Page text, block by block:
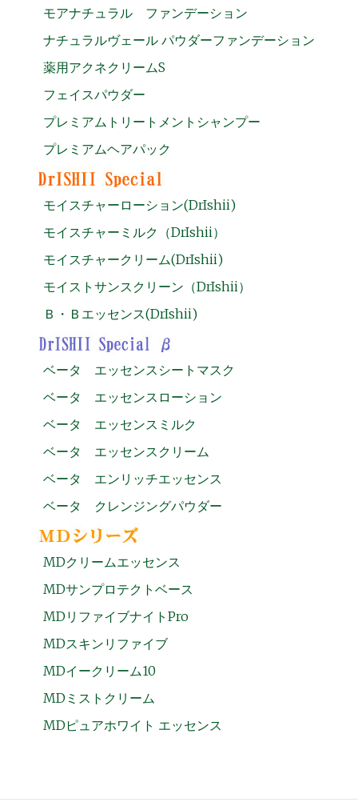
モアナチュラル ファンデーション
ナチュラルヴェール パウダーファンデーション
薬用アクネクリームS
フェイスパウダー
プレミアムトリートメントシャンプー
プレミアムヘアパック
モイスチャーローション(DrIshii)
モイスチャーミルク（DrIshii）
モイスチャークリーム(DrIshii)
モイストサンスクリーン（DrIshii）
Ｂ・Ｂエッセンス(DrIshii)
ベータ エッセンスシートマスク
ベータ エッセンスローション
ベータ エッセンスミルク
ベータ エッセンスクリーム
ベータ エンリッチエッセンス
ベータ クレンジングパウダー
MDクリームエッセンス
MDサンプロテクトベース
MDリファイブナイトPro
MDスキンリファイブ
MDイークリーム10
MDミストクリーム
MDピュアホワイト エッセンス